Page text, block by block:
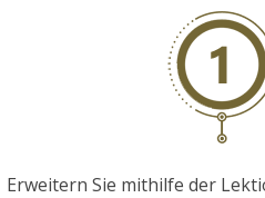
Erweitern Sie mithilfe der